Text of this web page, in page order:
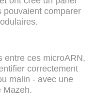
pouvaient comparer
entre ces microARN,
correctement
malin - avec une
Mazeh.